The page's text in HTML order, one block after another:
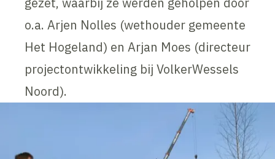
o.a. Arjen Nolles (wethouder gemeente
Het Hogeland) en Arjan Moes (directeur
projectontwikkeling bij VolkerWessels
Noord).